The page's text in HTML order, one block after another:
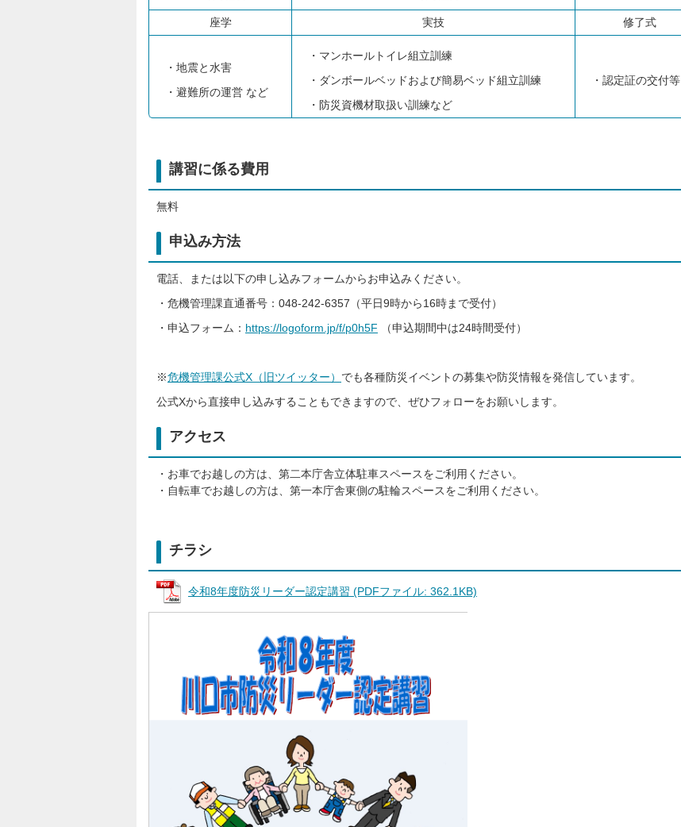
座学 実技 修了式
・地震と水害
・避難所の運営 など
・マンホールトイレ組立訓練
・ダンボールベッドおよび簡易ベッド組立訓練
・防災資機材取扱い訓練など
・認定証の交付等
講習に係る費用
無料
申込み方法
電話、または以下の申し込みフォームからお申込みください。
・危機管理課直通番号：048-242-6357（平日9時から16時まで受付）
・申込フォーム： https://logoform.jp/f/p0h5F （申込期間中は24時間受付）
※危機管理課公式X（旧ツイッター） でも各種防災イベントの募集や防災情報を発信しています。
公式Xから直接申し込みすることもできますので、ぜひフォローをお願いします。
アクセス
・お車でお越しの方は、第二本庁舎立体駐車スペースをご利用ください。
・自転車でお越しの方は、第一本庁舎東側の駐輪スペースをご利用ください。
チラシ
令和8年度防災リーダー認定講習 (PDFファイル: 362.1KB)